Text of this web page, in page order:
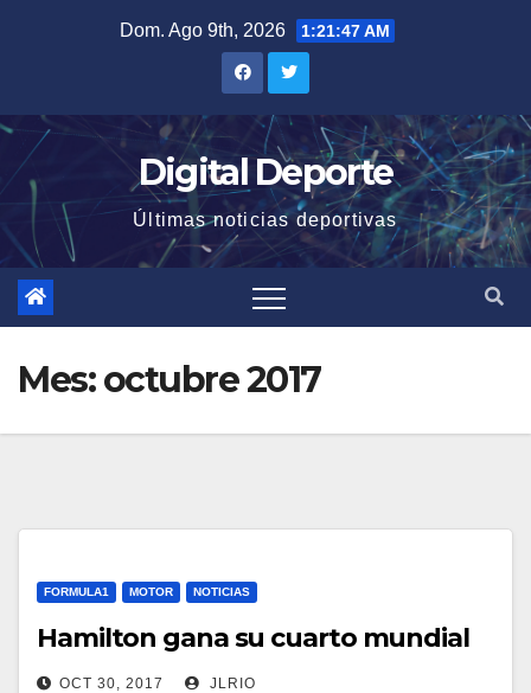
Dom. Ago 9th, 2026 1:21:47 AM
Digital Deporte
Últimas noticias deportivas
Mes:octubre 2017
FORMULA1 MOTOR NOTICIAS
Hamilton gana su cuarto mundial
OCT 30, 2017 JLRIO